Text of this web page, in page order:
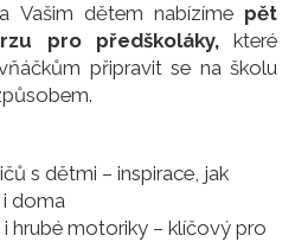
Vašim dětem nabízíme pět
pro předškoláky, které
připravit se na školu
s dětmi – inspirace, jak
doma
hrubé motoriky – klíčový pro